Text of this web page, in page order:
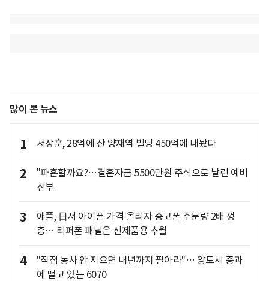
많이 본 뉴스
1 서장훈, 28억에 산 양재역 빌딩 450억에 내놨다
2
"파혼할까요?…결혼자금 5500만원 주식으로 날린 예비
신부
3
애플, 日서 아이폰 가격 올리자 중고폰 주문량 2배 껑
충… 리퍼폰 패널은 신제품용 추월
4
"직접 농사 안 지으면 내년까지 팔아라"… 양도세 중과
에 떨고 있는 6070